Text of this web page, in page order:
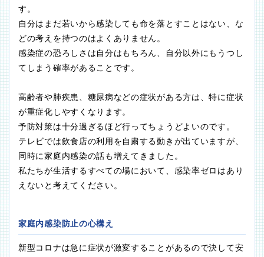
す。
自分はまだ若いから感染しても命を落とすことはない、な
どの考えを持つのはよくありません。
感染症の恐ろしさは自分はもちろん、自分以外にもうつし
てしまう確率があることです。
高齢者や肺疾患、糖尿病などの症状がある方は、特に症状
が重症化しやすくなります。
予防対策は十分過ぎるほど行ってちょうどよいのです。
テレビでは飲食店の利用を自粛する動きが出ていますが、
同時に家庭内感染の話も増えてきました。
私たちが生活するすべての場において、感染率ゼロはあり
えないと考えてください。
家庭内感染防止の心構え
新型コロナは急に症状が激変することがあるので決して安